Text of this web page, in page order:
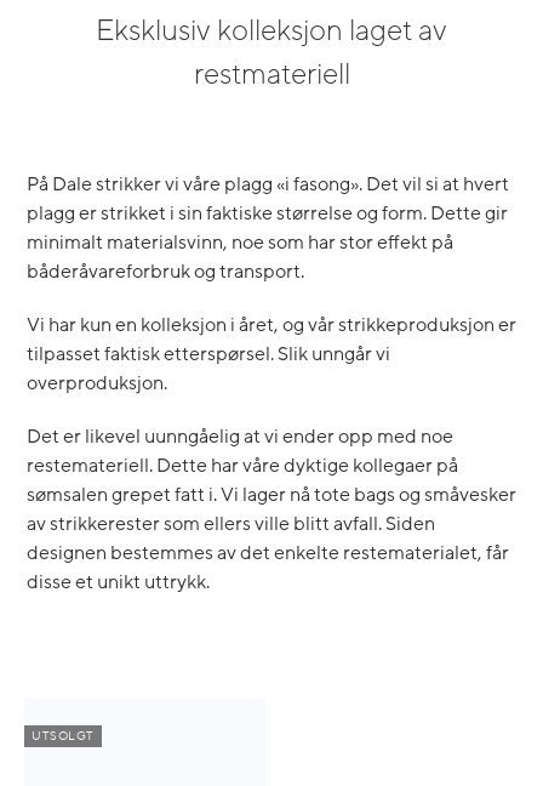
Eksklusiv kolleksjon laget av
restmateriell
På Dale strikker vi våre plagg «i fasong». Det vil si at hvert
plagg er strikket i sin faktiske størrelse og form. Dette gir
minimalt materialsvinn, noe som har stor effekt på
båderåvareforbruk og transport.
Vi har kun en kolleksjon i året, og vår strikkeproduksjon er
tilpasset faktisk etterspørsel. Slik unngår vi
overproduksjon.
Det er likevel uunngåelig at vi ender opp med noe
restemateriell. Dette har våre dyktige kollegaer på
sømsalen grepet fatt i. Vi lager nå tote bags og småvesker
av strikkerester som ellers ville blitt avfall. Siden
designen bestemmes av det enkelte restematerialet, får
disse et unikt uttrykk.
UTSOLGT